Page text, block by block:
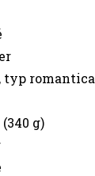
typ romantica
340 g)